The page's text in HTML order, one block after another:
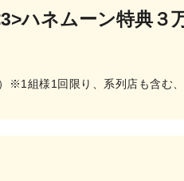
ハネムーン特典３
※1組様1回限り、系列店も含む